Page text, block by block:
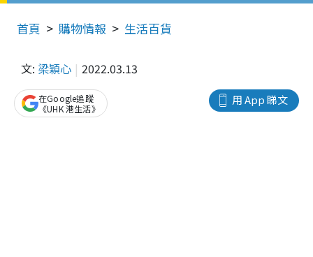
首頁 購物情報 生活百貨
文: 梁穎心 2022.03.13
用 App 睇文
在Google追蹤
《UHK 港生活》